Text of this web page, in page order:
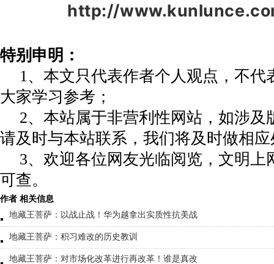
http://
特别申明：
1、本文只代表作者个人观点，不代
大家学习参考；
2、本站属于非营利性网站，如涉及
请及时与本站联系，我们将及时做相
3、欢迎各位网友光临阅览，文明上
可查。
作者 相关信息
地藏王菩萨：以战止战！华为越拿出实质性抗美战
地藏王菩萨：积习难改的历史教训
地藏王菩萨：对市场化改革进行再改革！谁是真改